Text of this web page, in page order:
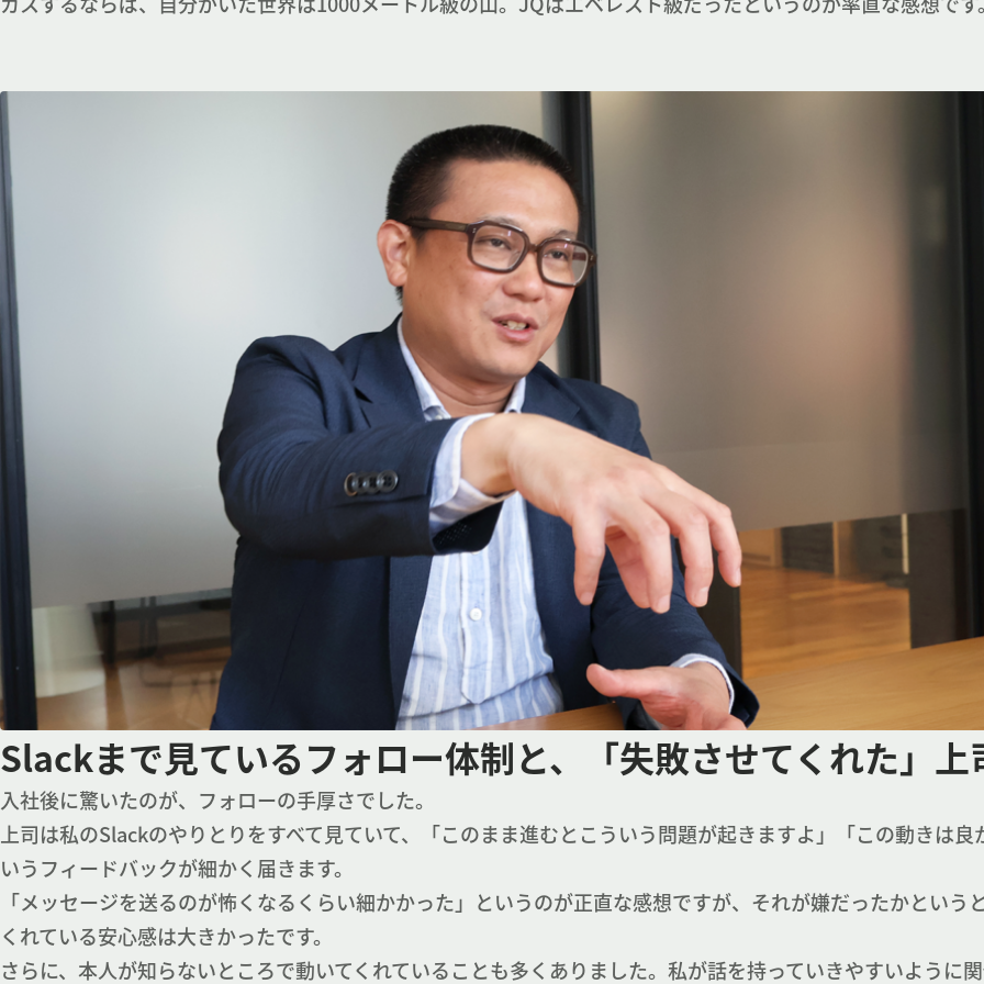
Slackまで見ているフォロー体制と、「失敗させてくれた」上
入社後に驚いたのが、フォローの手厚さでした。
上司は私のSlackのやりとりをすべて見ていて、「このまま進むとこういう問題が起きますよ」「この動きは
いうフィードバックが細かく届きます。
「メッセージを送るのが怖くなるくらい細かかった」というのが正直な感想ですが、それが嫌だったかという
くれている安心感は大きかったです。
さらに、本人が知らないところで動いてくれていることも多くありました。私が話を持っていきやすいように